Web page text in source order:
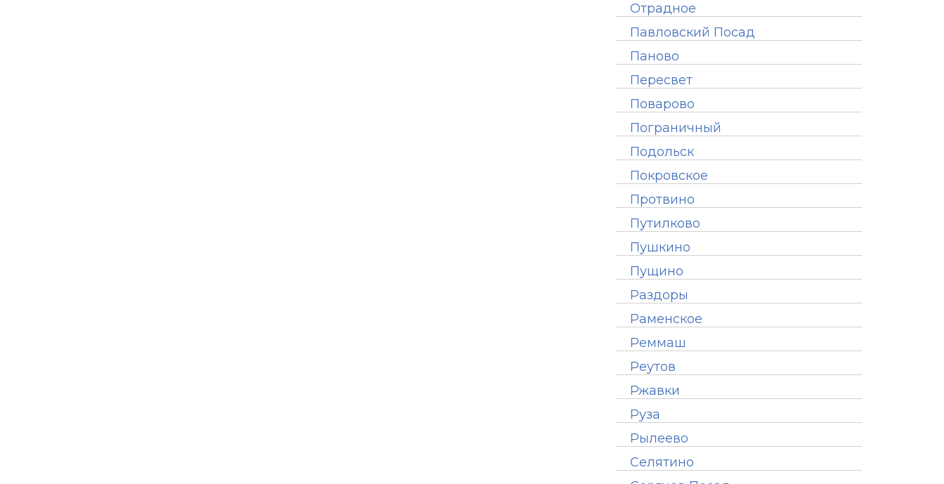
Отрадное
Павловский Посад
Паново
Пересвет
Поварово
Пограничный
Подольск
Покровское
Протвино
Путилково
Пушкино
Пущино
Раздоры
Раменское
Реммаш
Реутов
Ржавки
Руза
Рылеево
Селятино